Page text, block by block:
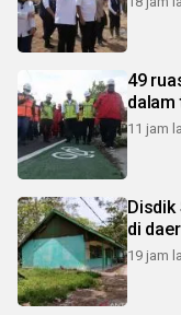
49
dalam
11 jam
Disdik
di
19 jam